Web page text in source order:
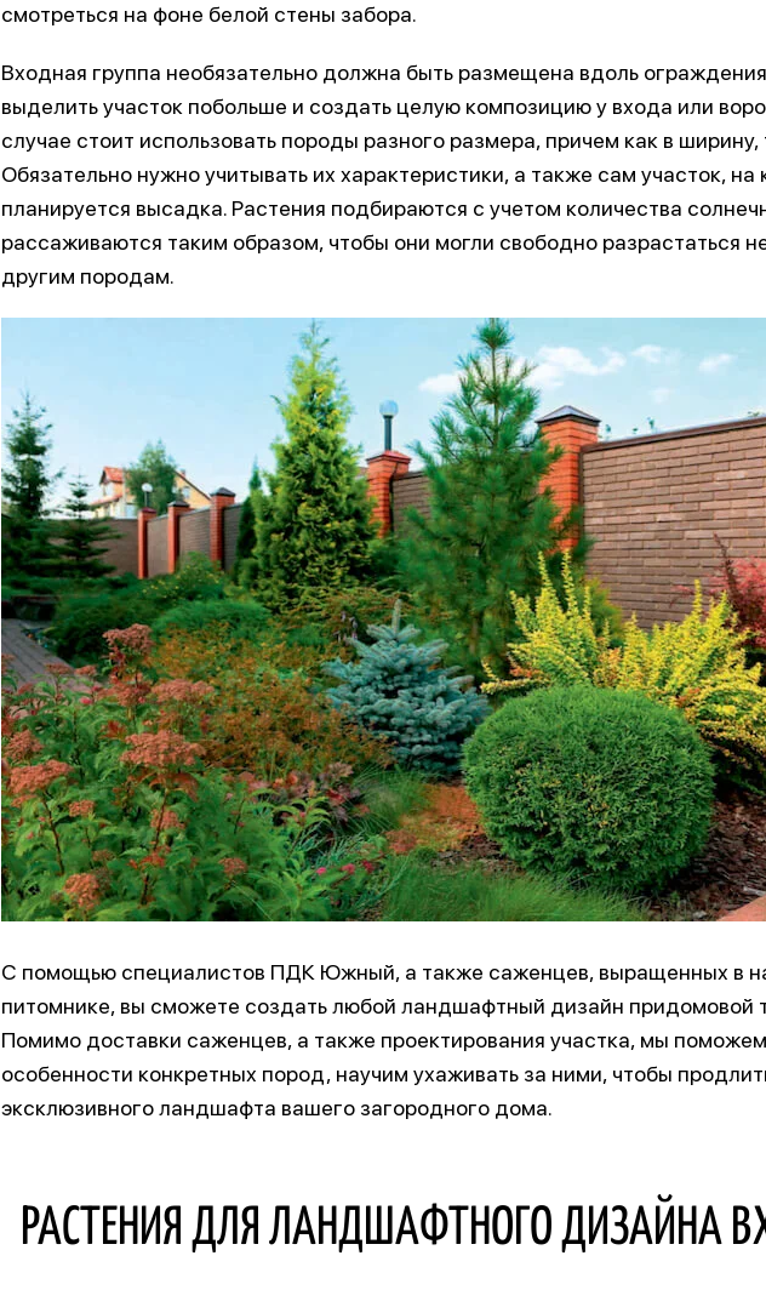
смотреться на фоне белой стены забора.
Входная группа необязательно должна быть размещена вдоль
выделить участок побольше и создать целую композицию у входа или
случае стоит использовать породы разного размера, причем как в ширину,
Обязательно нужно учитывать их характеристики, а также сам участок, на
планируется высадка. Растения подбираются с учетом количества
рассаживаются таким образом, чтобы они могли свободно разрастаться
другим породам.
С помощью специалистов ПДК Южный, а также саженцев, выращенных в
питомнике, вы сможете создать любой ландшафтный дизайн придомовой
Помимо доставки саженцев, а также проектирования участка, мы
особенности конкретных пород, научим ухаживать за ними, чтобы
эксклюзивного ландшафта вашего загородного дома.
РАСТЕНИЯ ДЛЯ ЛАНДШАФТНОГО ДИЗАЙНА